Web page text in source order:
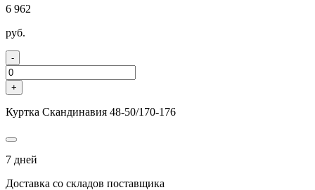
6 962
руб.
-
+
Куртка Скандинавия 48-50/170-176
7 дней
Доставка со складов поставщика